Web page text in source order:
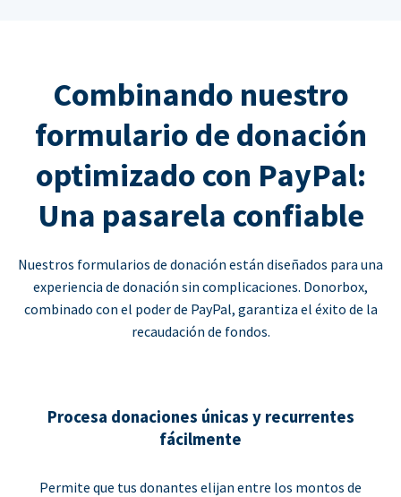
Combinando nuestro
formulario de donación
optimizado con PayPal:
Una pasarela confiable
Nuestros formularios de donación están diseñados para una
experiencia de donación sin complicaciones. Donorbox,
combinado con el poder de PayPal, garantiza el éxito de la
recaudación de fondos.
Procesa donaciones únicas y recurrentes
fácilmente
Permite que tus donantes elijan entre los montos de